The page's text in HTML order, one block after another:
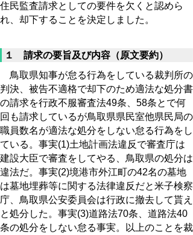
住民監査請求としての要件を欠くと認めら
れ、却下することを決定しました。
１ 請求の要旨及び内容（原文要約）
鳥取県知事が怠る行為をしている裁判所の
判決、被告不適格で却下のため適法な処分書
の請求を行政不服審査法49条、58条とで何
回も請求しているが鳥取県県民室他県民局の
職員数名が適法な処分をしない怠る行為をし
ている。事実(1)土地計画法違反で審査庁は
建設大臣で審査をしてやる、鳥取県の処分は
違法だ。事実(2)境港市外江町の42名の墓地
は墓地埋葬等に関する法律違反だと米子検察
庁、鳥取県公安委員会は行政に撤去して貰え
と処分した。事実(3)道路法70条、道路法40
条の処分をしない怠る事実。以上のことを裁